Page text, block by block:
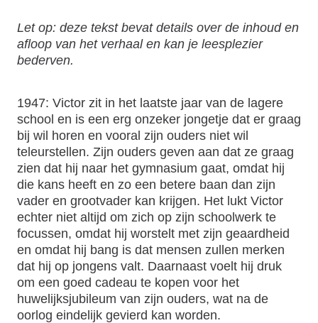
Let op: deze tekst bevat details over de inhoud en
afloop van het verhaal en kan je leesplezier
bederven.
1947: Victor zit in het laatste jaar van de lagere
school en is een erg onzeker jongetje dat er graag
bij wil horen en vooral zijn ouders niet wil
teleurstellen. Zijn ouders geven aan dat ze graag
zien dat hij naar het gymnasium gaat, omdat hij
die kans heeft en zo een betere baan dan zijn
vader en grootvader kan krijgen. Het lukt Victor
echter niet altijd om zich op zijn schoolwerk te
focussen, omdat hij worstelt met zijn geaardheid
en omdat hij bang is dat mensen zullen merken
dat hij op jongens valt. Daarnaast voelt hij druk
om een goed cadeau te kopen voor het
huwelijksjubileum van zijn ouders, wat na de
oorlog eindelijk gevierd kan worden.